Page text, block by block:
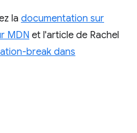
la documentation sur
MDN et l'article de Rachel
break dans